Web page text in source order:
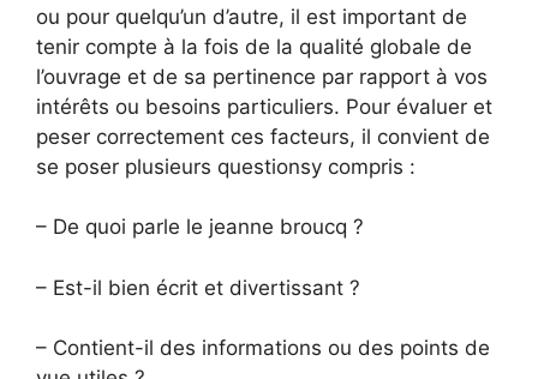
ou pour quelqu’un d’autre, il est important de
tenir compte à la fois de la qualité globale de
l’ouvrage et de sa pertinence par rapport à vos
intérêts ou besoins particuliers. Pour évaluer et
peser correctement ces facteurs, il convient de
se poser plusieurs questionsy compris :
– De quoi parle le jeanne broucq ?
– Est-il bien écrit et divertissant ?
– Contient-il des informations ou des points de